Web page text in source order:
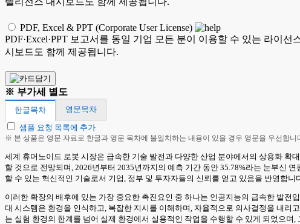
PDF, Excel & PPT (Corporate User License)
PDF·Excel·PPT 보고서를 동일 기업 모든 분이 이용할 수 있는 라이
시보드도 함께 제공됩니다.
※ 부가세 별도
한글목차
영문목차
샘플 요청 목록에 추가
※ 본 상품은 영문 자료로 한글과 영문 목차에 불일치하는 내용이 있을 경우 영문을 우선합
세계 휴머노이드 로봇 시장은 급속한 기술 발전과 다양한 산업 분야에서의 상용화 확
할 것으로 전망되며, 2026년부터 2035년까지의 예측 기간 동안 35.78%라는 눈부신
할 수 있는 혁신적인 기술로서 기업, 정부 및 투자자들의 신뢰를 얻고 있음을 반영합니
이러한 확장의 배후에 있는 가장 중요한 촉진요인 중 하나는 인공지능의 급속한 발
대 시스템은 환경을 인식하고, 복잡한 지시를 이해하며, 자율적으로 의사결정을 내
는 실험 환경의 한계를 넘어 실제 환경에서 실용적인 작업을 수행할 수 있게 되었으며